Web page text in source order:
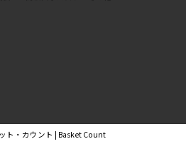
ト・カウント | Basket Count